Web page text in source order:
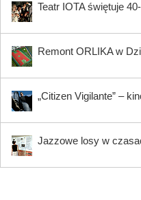
Teatr IOTA świętuje
Remont ORLIKA w
„Citizen Vigilante” –
Jazzowe losy w